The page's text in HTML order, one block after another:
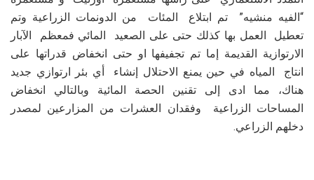
“الفيه منشيه” تم ابتلاع المئات من الدونمات الزراعية وتم
تعطيل العمل بها كذلك حتى على الصعيد المائي فمعظم الآبار
الارتوازية القديمة إما تم تجفيفها او حتى انخفاض قدراتها على
انتاج المياه في حين يمنع الاحتلال إنشاء أي بئر ارتوازي جديد
هناك، مما ادى إلى تقنين الحصة المائية وبالتالي انخفاض
المساحات الزراعية وفقدان العشرات من المزارعين لمصدر
دخلهم الزراعي.